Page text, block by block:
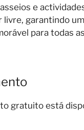
e
livre, garantindo
para todas
gratuito está